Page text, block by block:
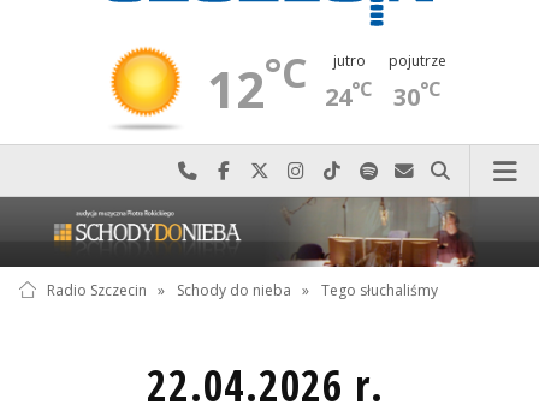
12°C jutro
24°C
pojutrze
30°C
Najlepiej po prostu do nas zadzwoń
Odwiedź nas na Facebook-u
Odwiedź nas na X
Odwiedź nas na Instagram-ie
Odwiedź nas na TikTok-u
Szukaj nas na Spotify
Wyślij do nas
Szukaj
Radio Szczecin » Schody do nieba » Tego słuchaliśmy
22.04.2026 r.